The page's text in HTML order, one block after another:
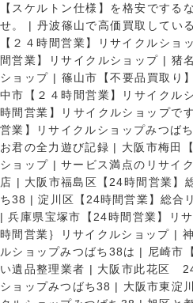
【スケルトン仕様】を格安でする
せ。
| 丹波篠山で高価買取してい
【２４時間営業】リサイクルショ
間営業】リサイクルショップ | 猪
ショップ | 篠山市【不要品買取り
中市【２４時間営業】リサイクル
時間営業】リサイクルショップです
営業】リサイクルショップみつば
お君の全力遊び記録 | 大阪市梅田
ショップ |サービス満点のリサイ
店 | 大阪市福島区【24時間営業】
ち38 |淀川区【24時間営業】総合
|兵庫県宝塚市【24時間営業】リ
時間営業｝リサイクルショップ |
ルショップみつばち38は |
尼崎市
い遺品整理業者 | 大阪市此花区
ショップみつばち38 | 大阪市東淀